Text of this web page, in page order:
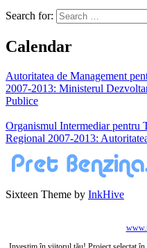
Search for:
Calendar
Autoritatea de Management
2007-2013: Ministerul
Publice
Organismul Intermediar pentru
Regional 2007-2013:
Sixteen Theme by InkHive